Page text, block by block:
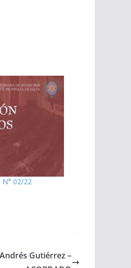
02/22
Gutiérrez –